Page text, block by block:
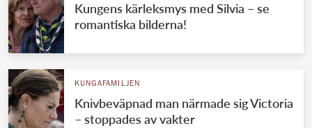
Kungens kärleksmys med Silvia – se
romantiska bilderna!
KUNGAFAMILJEN
Knivbeväpnad man närmade sig Victoria
– stoppades av vakter